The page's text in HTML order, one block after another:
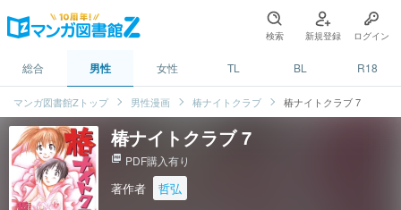
検索 新規登録 ログイン
総合 男性 女性 TL BL R18
マンガ図書館Zトップ 男性漫画 椿ナイトクラブ 椿ナイトクラブ 7
椿ナイトクラブ 7
picture_as_pdf PDF購入有り
著作者 哲弘